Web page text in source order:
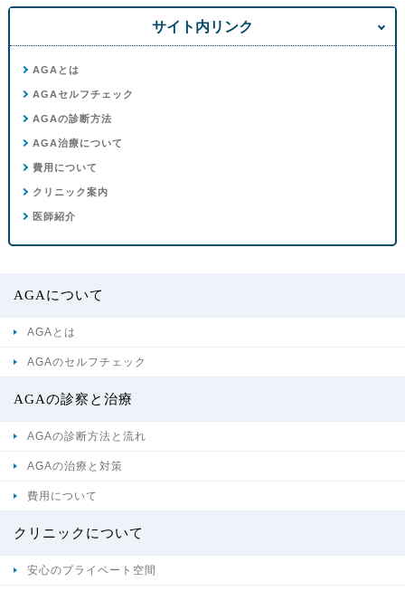
サイト内リンク
AGAとは
AGAセルフチェック
AGAの診断方法
AGA治療について
費用について
クリニック案内
医師紹介
AGAについて
AGAとは
AGAのセルフチェック
AGAの診察と治療
AGAの診断方法と流れ
AGAの治療と対策
費用について
クリニックについて
安心のプライベート空間